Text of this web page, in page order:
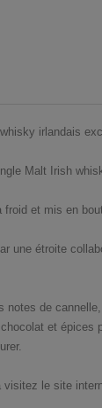
irlandais
Malt Irish
froid et mis en
une étroite
notes de
et épices
visitez le site